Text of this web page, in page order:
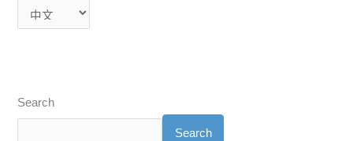
Search
Search